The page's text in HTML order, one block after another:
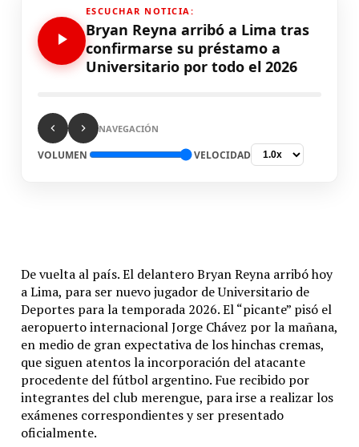
ESCUCHAR NOTICIA:
Bryan Reyna arribó a Lima tras
confirmarse su préstamo a
Universitario por todo el 2026
NAVEGACIÓN
VOLUMEN VELOCIDAD
De vuelta al país. El delantero Bryan Reyna arribó hoy
a Lima, para ser nuevo jugador de Universitario de
Deportes para la temporada 2026. El “picante” pisó el
aeropuerto internacional Jorge Chávez por la mañana,
en medio de gran expectativa de los hinchas cremas,
que siguen atentos la incorporación del atacante
procedente del fútbol argentino. Fue recibido por
integrantes del club merengue, para irse a realizar los
exámenes correspondientes y ser presentado
oficialmente.